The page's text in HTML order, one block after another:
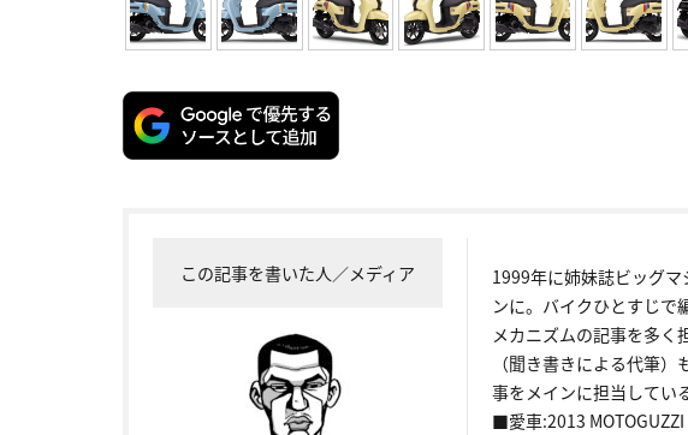
この記事を書いた人／メディア
1999年に姉妹誌ビッグ
ンに。バイクひとすじで
メカニズムの記事を多く
（聞き書きによる代筆
事をメインに担当して
■愛車:2013 MOTOGUZZI